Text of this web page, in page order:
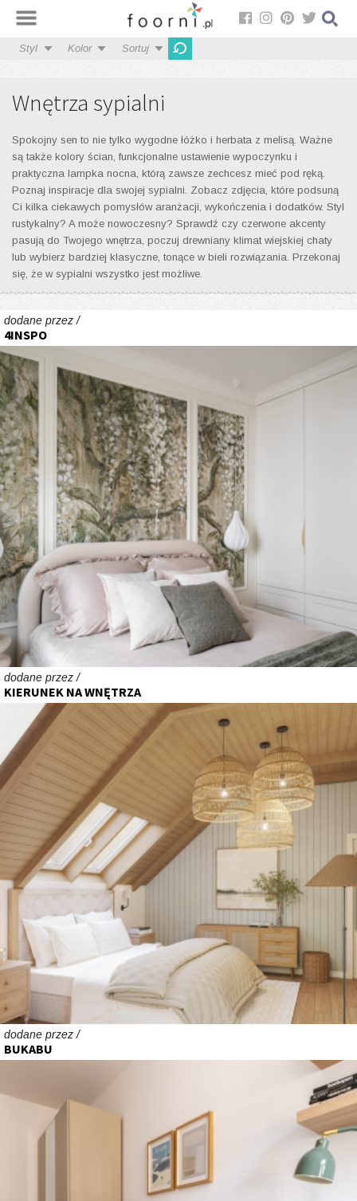
Styl Kolor Sortuj
Wnętrza sypialni
Spokojny sen to nie tylko wygodne łóżko i herbata z melisą. Ważne
są także kolory ścian, funkcjonalne ustawienie wypoczynku i
praktyczna lampka nocna, którą zawsze zechcesz mieć pod ręką.
Poznaj inspiracje dla swojej sypialni. Zobacz zdjęcia, które podsuną
Ci kilka ciekawych pomysłów aranżacji, wykończenia i dodatków. Styl
rustykalny? A może nowoczesny? Sprawdź czy czerwone akcenty
pasują do Twojego wnętrza, poczuj drewniany klimat wiejskiej chaty
lub wybierz bardziej klasyczne, tonące w bieli rozwiązania. Przekonaj
się, że w sypialni wszystko jest możliwe.
dodane przez /
4INSPO
dodane przez /
KIERUNEK NA WNĘTRZA
dodane przez /
BUKABU